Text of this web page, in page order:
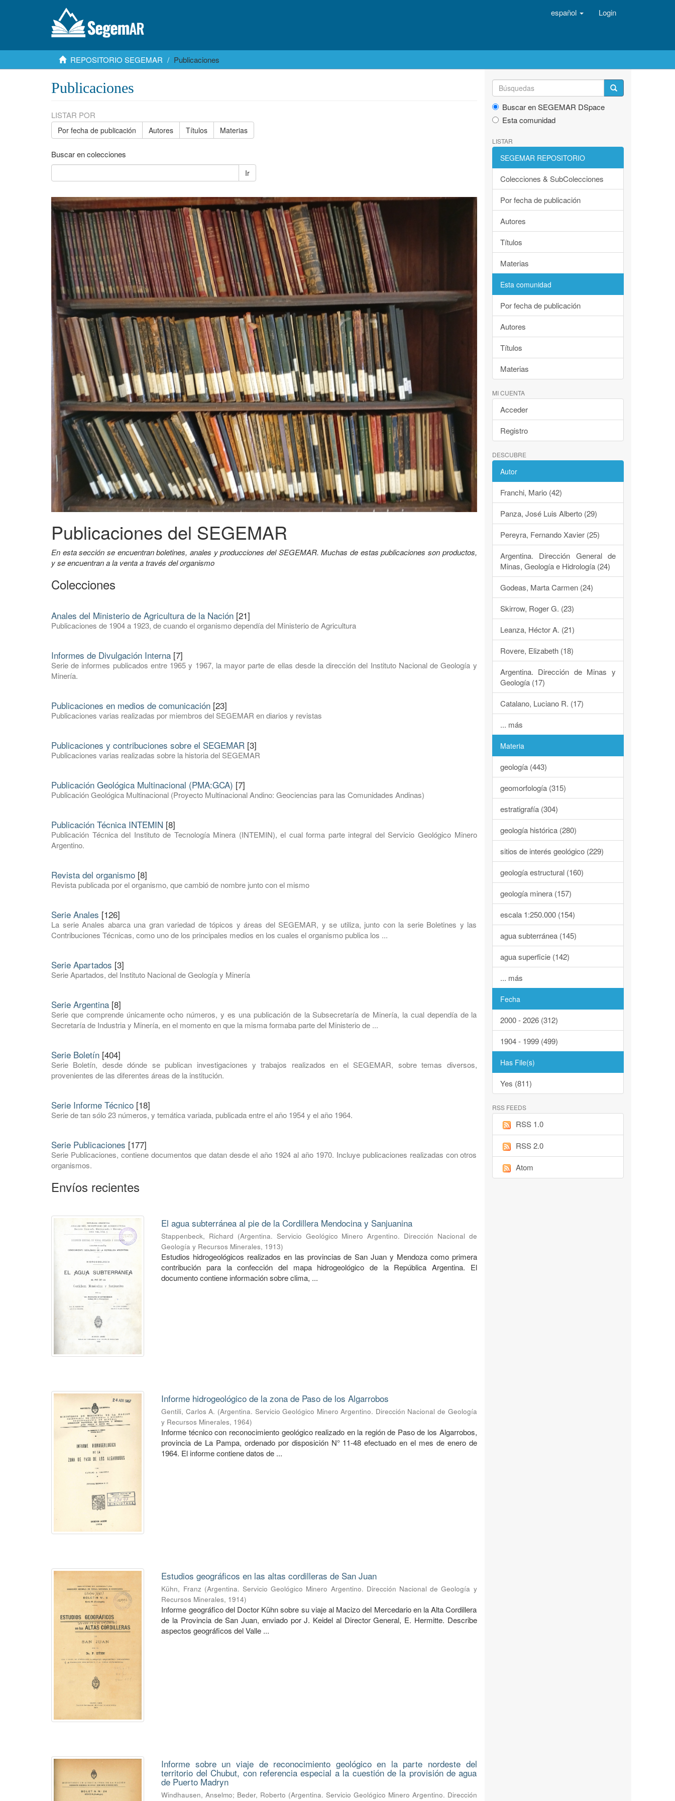
español Login
REPOSITORIO SEGEMAR Publicaciones
Publicaciones
LISTAR POR
Por fecha de publicación Autores Títulos Materias
Buscar en colecciones
Ir
Publicaciones del SEGEMAR
En esta sección se encuentran boletines, anales y producciones del SEGEMAR. Muchas de estas publicaciones son productos,
y se encuentran a la venta a través del organismo
Colecciones
Anales del Ministerio de Agricultura de la Nación [21]
Publicaciones de 1904 a 1923, de cuando el organismo dependía del Ministerio de Agricultura
Informes de Divulgación Interna [7]
Serie de informes publicados entre 1965 y 1967, la mayor parte de ellas desde la dirección del Instituto Nacional de Geología y
Minería.
Publicaciones en medios de comunicación [23]
Publicaciones varias realizadas por miembros del SEGEMAR en diarios y revistas
Publicaciones y contribuciones sobre el SEGEMAR [3]
Publicaciones varias realizadas sobre la historia del SEGEMAR
Publicación Geológica Multinacional (PMA:GCA) [7]
Publicación Geológica Multinacional (Proyecto Multinacional Andino: Geociencias para las Comunidades Andinas)
Publicación Técnica INTEMIN [8]
Publicación Técnica del Instituto de Tecnología Minera (INTEMIN), el cual forma parte integral del Servicio Geológico Minero
Argentino.
Revista del organismo [8]
Revista publicada por el organismo, que cambió de nombre junto con el mismo
Serie Anales [126]
La serie Anales abarca una gran variedad de tópicos y áreas del SEGEMAR, y se utiliza, junto con la serie Boletines y las
Contribuciones Técnicas, como uno de los principales medios en los cuales el organismo publica los ...
Serie Apartados [3]
Serie Apartados, del Instituto Nacional de Geología y Minería
Serie Argentina [8]
Serie que comprende únicamente ocho números, y es una publicación de la Subsecretaría de Minería, la cual dependía de la
Secretaría de Industria y Minería, en el momento en que la misma formaba parte del Ministerio de ...
Serie Boletín [404]
Serie Boletín, desde dónde se publican investigaciones y trabajos realizados en el SEGEMAR, sobre temas diversos,
provenientes de las diferentes áreas de la institución.
Serie Informe Técnico [18]
Serie de tan sólo 23 números, y temática variada, publicada entre el año 1954 y el año 1964.
Serie Publicaciones [177]
Serie Publicaciones, contiene documentos que datan desde el año 1924 al año 1970. Incluye publicaciones realizadas con otros
organismos.
Envíos recientes
El agua subterránea al pie de la Cordillera Mendocina y Sanjuanina
Stappenbeck, Richard (Argentina. Servicio Geológico Minero Argentino. Dirección Nacional de
Geología y Recursos Minerales, 1913)
Estudios hidrogeológicos realizados en las provincias de San Juan y Mendoza como primera
contribución para la confección del mapa hidrogeológico de la República Argentina. El
documento contiene información sobre clima, ...
Informe hidrogeológico de la zona de Paso de los Algarrobos
Gentili, Carlos A. (Argentina. Servicio Geológico Minero Argentino. Dirección Nacional de Geología
y Recursos Minerales, 1964)
Informe técnico con reconocimiento geológico realizado en la región de Paso de los Algarrobos,
provincia de La Pampa, ordenado por disposición N° 11-48 efectuado en el mes de enero de
1964. El informe contiene datos de ...
Estudios geográficos en las altas cordilleras de San Juan
Kühn, Franz (Argentina. Servicio Geológico Minero Argentino. Dirección Nacional de Geología y
Recursos Minerales, 1914)
Informe geográfico del Doctor Kühn sobre su viaje al Macizo del Mercedario en la Alta Cordillera
de la Provincia de San Juan, enviado por J. Keidel al Director General, E. Hermitte. Describe
aspectos geográficos del Valle ...
Informe sobre un viaje de reconocimiento geológico en la parte nordeste del
territorio del Chubut, con referencia especial a la cuestión de la provisión de agua
de Puerto Madryn
Windhausen, Anselmo; Beder, Roberto (Argentina. Servicio Geológico Minero Argentino. Dirección
Buscar en SEGEMAR DSpace
Esta comunidad
LISTAR
SEGEMAR REPOSITORIO
Colecciones & SubColecciones
Por fecha de publicación
Autores
Títulos
Materias
Esta comunidad
Por fecha de publicación
Autores
Títulos
Materias
MI CUENTA
Acceder
Registro
DESCUBRE
Autor
Franchi, Mario (42)
Panza, José Luis Alberto (29)
Pereyra, Fernando Xavier (25)
Argentina. Dirección General de
Minas, Geología e Hidrología (24)
Godeas, Marta Carmen (24)
Skirrow, Roger G. (23)
Leanza, Héctor A. (21)
Rovere, Elizabeth (18)
Argentina. Dirección de Minas y
Geología (17)
Catalano, Luciano R. (17)
... más
Materia
geología (443)
geomorfología (315)
estratigrafía (304)
geología histórica (280)
sitios de interés geológico (229)
geología estructural (160)
geología minera (157)
escala 1:250.000 (154)
agua subterránea (145)
agua superficie (142)
... más
Fecha
2000 - 2026 (312)
1904 - 1999 (499)
Has File(s)
Yes (811)
RSS FEEDS
RSS 1.0
RSS 2.0
Atom